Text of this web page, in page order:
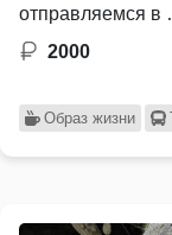
отправляемся в
2000
Образ жизни